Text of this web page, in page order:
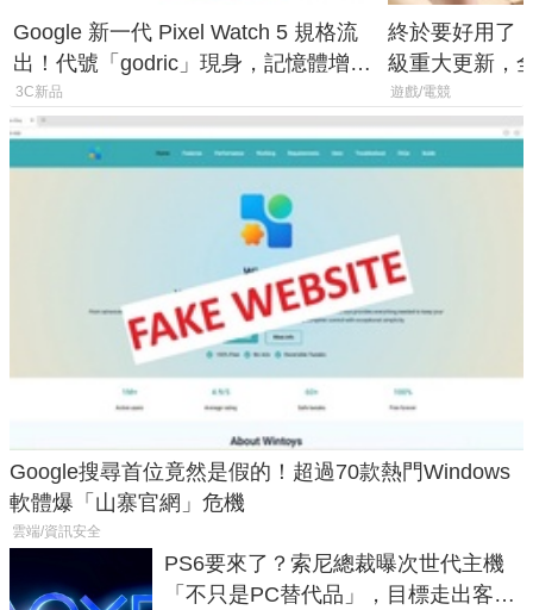
Google 新一代 Pixel Watch 5 規格流
出！代號「godric」現身，記憶體增強
鎖定 AI 應用
3C新品
終於要好用了
級重大更新，
式讓操作就像
遊戲/電競
Google搜尋首位竟然是假的！超過70款熱門Windows
軟體爆「山寨官網」危機
雲端/資訊安全
PS6要來了？索尼總裁曝次世代主機
「不只是PC替代品」，目標走出客